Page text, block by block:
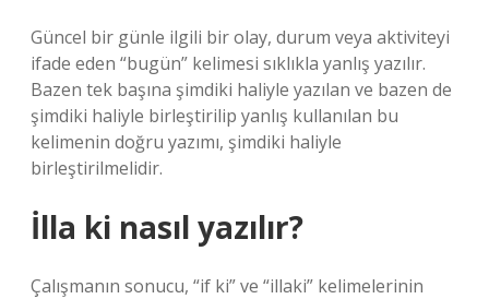
Güncel bir günle ilgili bir olay, durum veya aktiviteyi
ifade eden “bugün” kelimesi sıklıkla yanlış yazılır.
Bazen tek başına şimdiki haliyle yazılan ve bazen de
şimdiki haliyle birleştirilip yanlış kullanılan bu
kelimenin doğru yazımı, şimdiki haliyle
birleştirilmelidir.
İlla ki nasıl yazılır?
Çalışmanın sonucu, “if ki” ve “illaki” kelimelerinin